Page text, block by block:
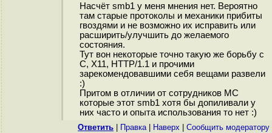
Насчёт smb1 у меня мнения нет. Вероятно
там старые протоколы и механики прибиты
гвоздями и не возможно их исправить или
расширить/улучшить до желаемого
состояния.
Тут вон некоторые точно такую же борьбу с
C, X11, HTTP/1.1 и прочими
зарекомендовавшими себя вещами развели
:)
Притом в отличии от сотрудников МС
которые этот smb1 хотя бы допиливали у
них часто и опыта использования то нет :)
Ответить Правка| Наверх Cообщить модератору